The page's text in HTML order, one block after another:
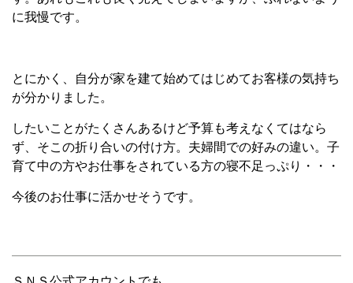
に我慢です。
とにかく、自分が家を建て始めてはじめてお客様の気持ち
が分かりました。
したいことがたくさんあるけど予算も考えなくてはなら
ず、そこの折り合いの付け方。夫婦間での好みの違い。子
育て中の方やお仕事をされている方の寝不足っぷり・・・
今後のお仕事に活かせそうです。